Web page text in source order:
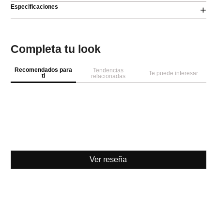
Especificaciones +
Completa tu look
Recomendados para
ti
Tendencias
relacionadas
Te puede interesar
Ver reseña